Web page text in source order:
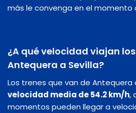
más le convenga en el momento
¿A qué velocidad viajan
Antequera a Sevilla?
Los trenes que van de Antequera
velocidad media de 54.2 km/h,
momentos pueden llegar a